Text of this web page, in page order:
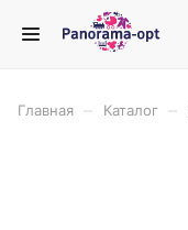
Главная Каталог